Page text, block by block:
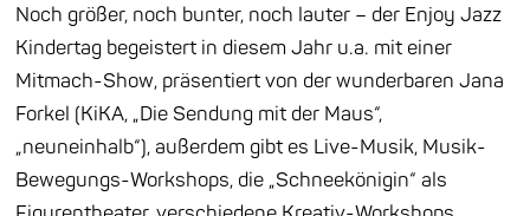
Noch größer, noch bunter, noch lauter – der Enjoy Jazz
Kindertag begeistert in diesem Jahr u.a. mit einer
Mitmach-Show, präsentiert von der wunderbaren Jana
Forkel (KiKA, „Die Sendung mit der Maus“,
„neuneinhalb“), außerdem gibt es Live-Musik, Musik-
Bewegungs-Workshops, die „Schneekönigin“ als